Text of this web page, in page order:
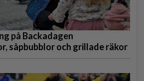
på Backadagen
såpbubblor och grillade räkor